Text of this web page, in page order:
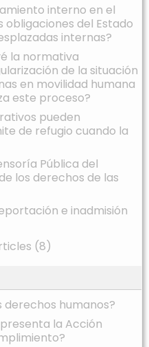
interno en el
obligaciones del Estado
internas?
la normativa
de la situación
en movilidad humana
este proceso?
pueden
de refugio cuando la
Pública del
los derechos de las
e inadmisión
(8)
derechos humanos?
la Acción